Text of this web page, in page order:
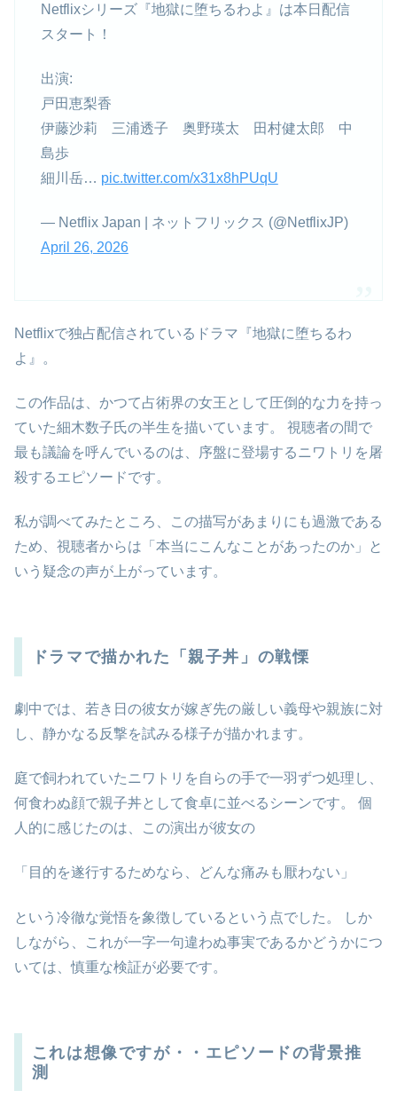
Netflixシリーズ『地獄に堕ちるわよ』は本日配信
スタート！
出演:
戸田恵梨香
伊藤沙莉 三浦透子 奥野瑛太 田村健太郎 中
島歩
細川岳… pic.twitter.com/x31x8hPUqU
— Netflix Japan | ネットフリックス (@NetflixJP)
April 26, 2026
Netflixで独占配信されているドラマ『地獄に堕ちるわ
よ』。
この作品は、かつて占術界の女王として圧倒的な力を持っ
ていた細木数子氏の半生を描いています。 視聴者の間で
最も議論を呼んでいるのは、序盤に登場するニワトリを屠
殺するエピソードです。
私が調べてみたところ、この描写があまりにも過激である
ため、視聴者からは「本当にこんなことがあったのか」と
いう疑念の声が上がっています。
ドラマで描かれた「親子丼」の戦慄
劇中では、若き日の彼女が嫁ぎ先の厳しい義母や親族に対
し、静かなる反撃を試みる様子が描かれます。
庭で飼われていたニワトリを自らの手で一羽ずつ処理し、
何食わぬ顔で親子丼として食卓に並べるシーンです。 個
人的に感じたのは、この演出が彼女の
「目的を遂行するためなら、どんな痛みも厭わない」
という冷徹な覚悟を象徴しているという点でした。 しか
しながら、これが一字一句違わぬ事実であるかどうかにつ
いては、慎重な検証が必要です。
これは想像ですが・・エピソードの背景推
測